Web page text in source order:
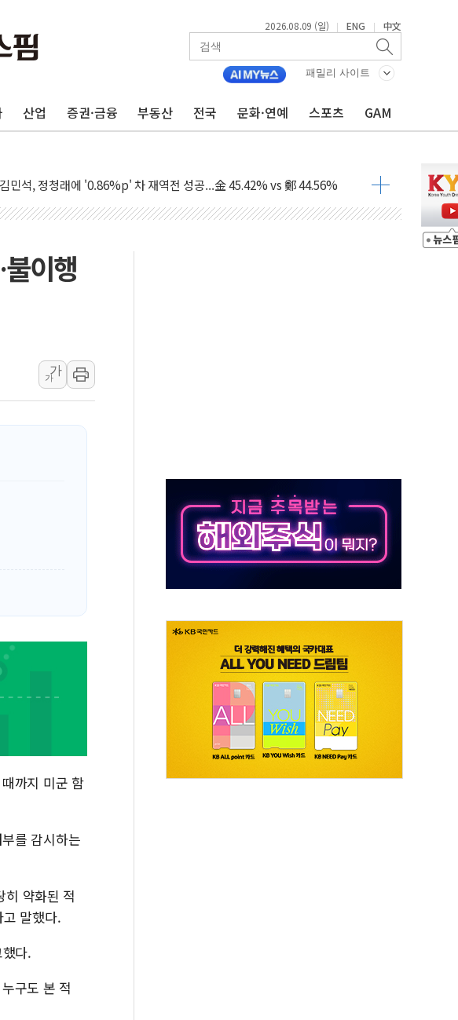
2026.08.09 (일) | ENG | 中文
패밀리 사이트
산업 증권·금융 부동산 전국 문화·연예 스포츠 GAM
난예산 40억 긴급 투입…고수온 양식장 복구·지원 '총력'
덕 '호우특보'-포항 '산사태 주의보'...경북도, 호우 피해·통제구간 없어
연설회 나선 송영길·정청래·김민석 당대표 후보
2주차 제주·인천 경선서 정청래에 승리...47.75% vs 42.08%
주, 제주·인천 경선 결과 발표...김민석 47.75% 정청래 42.08%
주, 인천 경선 결과 발표...김민석 45.09% 정청래 43.27% 송영길 11.63%
해·삼척 시간당 최대 50㎜ 폭우…강원 동해안 강한 비 이어져
거하다 참변…60대 환경미화원 수거차에 치여 사망
, '위안부' 피해자 기림의 날 참석..."국제적 시민 연대로 목소리 내야"
재도 갯벌서 해루질 중 실종 60대 나흘만에 숨진 채 발견
말다툼 중 어머니 흉기 살해 10대 아들 체포
꺼낸 김민석에 '뻔뻔' 받아친 정청래…제주 연설서 신경전 고조
이행
가
가
까지 미군 함
를 감시하는
히 약화된 적
말했다.
다.
구도 본 적